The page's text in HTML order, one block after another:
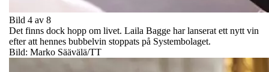
Bild 4 av 8
Det finns dock hopp om livet. Laila Bagge har lanserat ett nytt vin
efter att hennes bubbelvin stoppats på Systembolaget.
Bild: Marko Säävälä/TT